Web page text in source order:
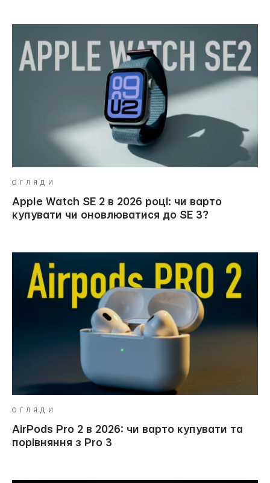
ОГЛЯДИ
Apple Watch SE 2 в 2026 році: чи варто
купувати чи оновлюватися до SE 3?
ОГЛЯДИ
AirPods Pro 2 в 2026: чи варто купувати та
порівняння з Pro 3